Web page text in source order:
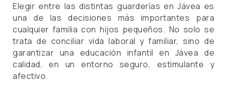
Elegir entre las distintas guarderías en Jávea es
una de las decisiones más importantes para
cualquier familia con hijos pequeños. No solo se
trata de conciliar vida laboral y familiar, sino de
garantizar una educación infantil en Jávea de
calidad, en un entorno seguro, estimulante y
afectivo.